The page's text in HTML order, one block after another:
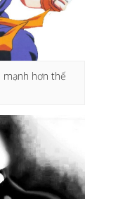
mạnh hơn thế